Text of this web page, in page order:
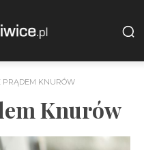
PRĄDEM KNURÓW
Knurów